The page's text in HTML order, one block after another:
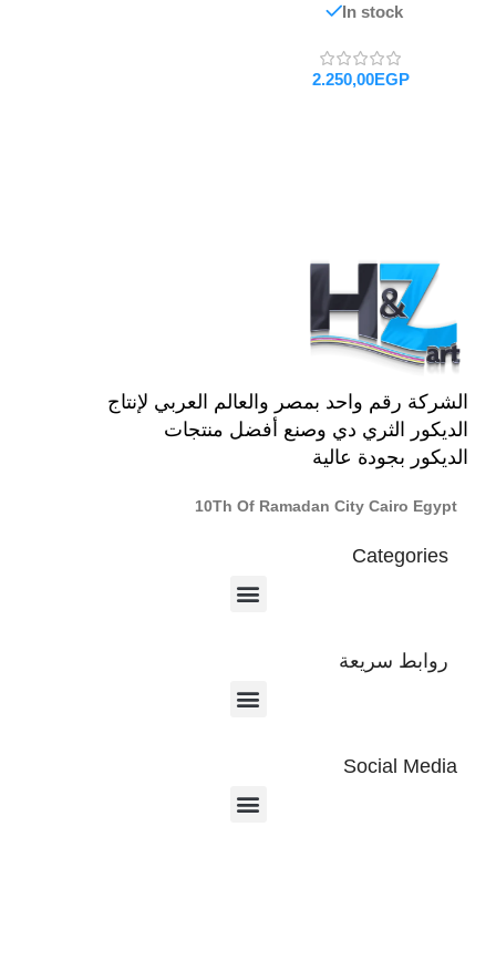
In stock
EGP
الشركة رقم واحد بمصر والعالم العربي لإنتاج
الديكور الثري دي وصنع أفضل منتجات
الديكور بجودة عالية
10Th Of Ramadan City Cairo Egypt
Categories
روابط سريعة
Social Media